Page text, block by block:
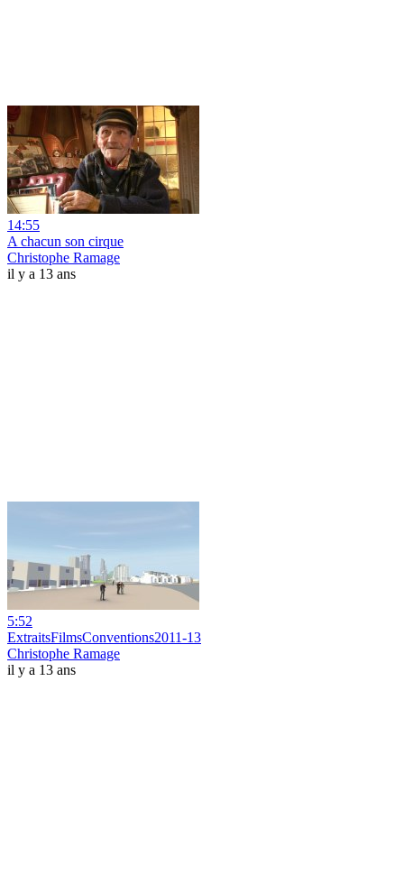
14:55
A chacun son cirque
Christophe Ramage
il y a 13 ans
5:52
ExtraitsFilmsConventions2011-13
Christophe Ramage
il y a 13 ans